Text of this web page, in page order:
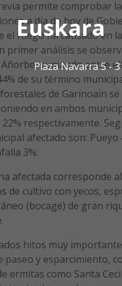
Euskara
Plaza Navarra 5 -
permite comprobar
a día de hoy de
el fuego ha causado en
primer análisis se
sumando entre
de su término
de Garínoain
en ambos
22% respectivamente.
afectado son: Pueyo
3%.
afectada corresponde
de cultivo con yecos,
(bocage) de gran
hitos muy
paseo y esparcimiento,
ermitas como Santa